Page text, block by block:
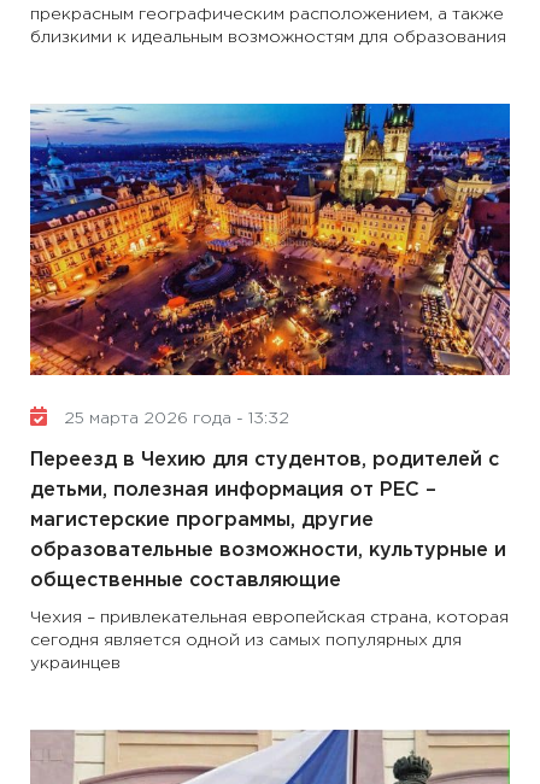
прекрасным географическим расположением, а также
близкими к идеальным возможностям для образования
25 марта 2026 года - 13:32
Переезд в Чехию для студентов, родителей с
детьми, полезная информация от PEС –
магистерские программы, другие
образовательные возможности, культурные и
общественные составляющие
Чехия – привлекательная европейская страна, которая
сегодня является одной из самых популярных для
украинцев